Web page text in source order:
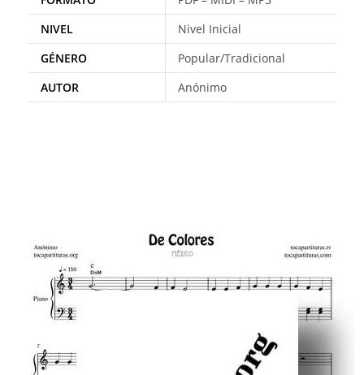
NIVEL
Nivel Inicial
GÉNERO
Popular/Tradicional
AUTOR
Anónimo